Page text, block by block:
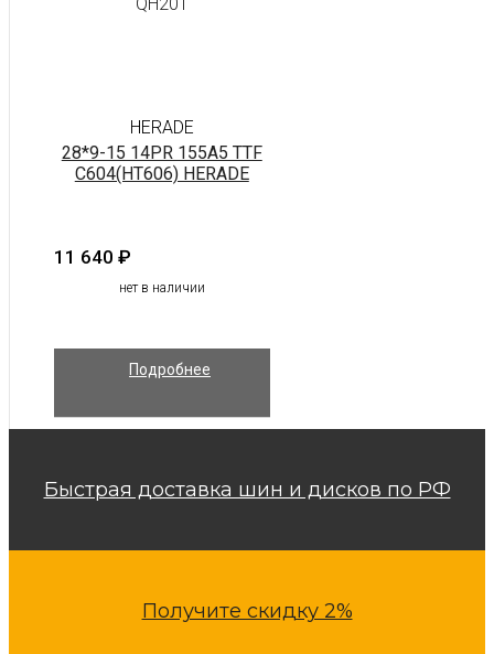
HERADE
28*9-15 14PR 155A5 TTF
C604(HT606) HERADE
11 640 ₽
нет в наличии
Подробнее
Быстрая доставка шин и дисков по РФ
Получите скидку 2%